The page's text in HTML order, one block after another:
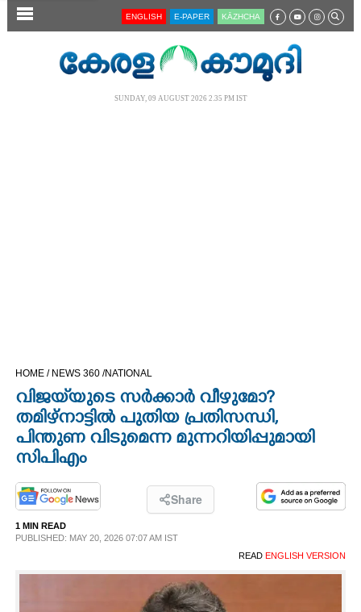
SECTIONS
CINEMA
OPINION
ENGLISH E-PAPER KĀZHCHA
SUNDAY, 09 AUGUST 2026 2.35 PM IST
HOME / NEWS 360 /NATIONAL
വിജയ്‌യുടെ സർക്കാർ വീഴുമോ?
തമിഴ്നാട്ടിൽ പുതിയ പ്രതിസന്ധി,
പിന്തുണ വിടുമെന്ന മുന്നറിയിപ്പുമായി
സിപിഎം
Share
1 MIN READ
PUBLISHED: MAY 20, 2026 07:07 AM IST
READ ENGLISH VERSION